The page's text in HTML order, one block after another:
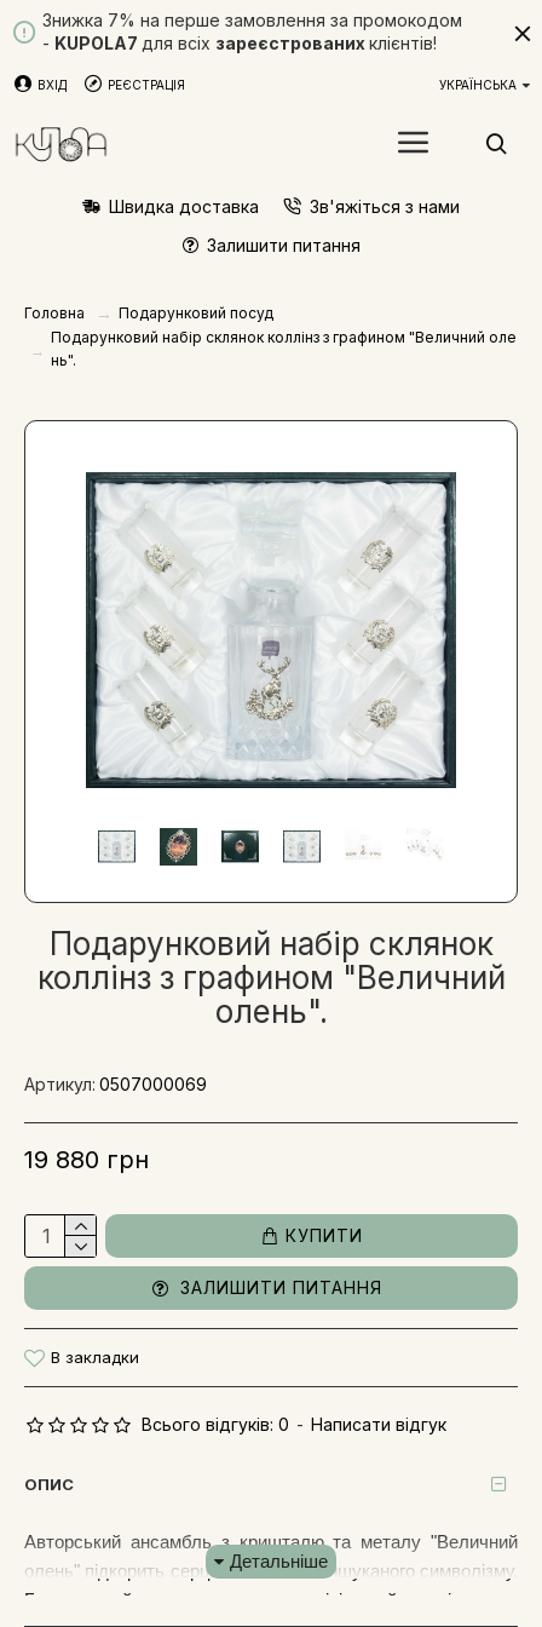
Знижка 7% на перше замовлення за промокодом
- KUPOLA7 для всіх зареєстрованих клієнтів!
ВХІД РЕЄСТРАЦІЯ УКРАЇНСЬКА
Швидка доставка
Зв'яжіться з нами
Залишити питання
Головна
Подарунковий посуд
Подарунковий набір склянок коллінз з графином "Величний оле
нь".
Подарунковий набір склянок
коллінз з графином "Величний
олень".
Всього відгуків: 0 - Написати відгук
19 880 грн
Артикул: 0507000069
КУПИТИ
ЗАЛИШИТИ ПИТАННЯ
В закладки
ОПИС
Авторський ансамбль з кришталю та металу "Величний
олень" підкорить серця любителів вишуканого символізму.
Благородний олень надихнув ювелірів на його втілення у